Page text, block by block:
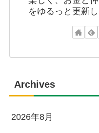
をゆるっと更新し
Archives
2026年8月